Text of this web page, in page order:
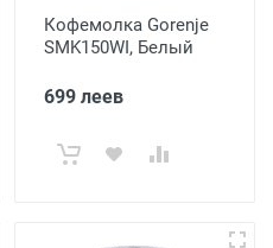
Кофемолка Gorenje
SMK150WI, Белый
699 леев